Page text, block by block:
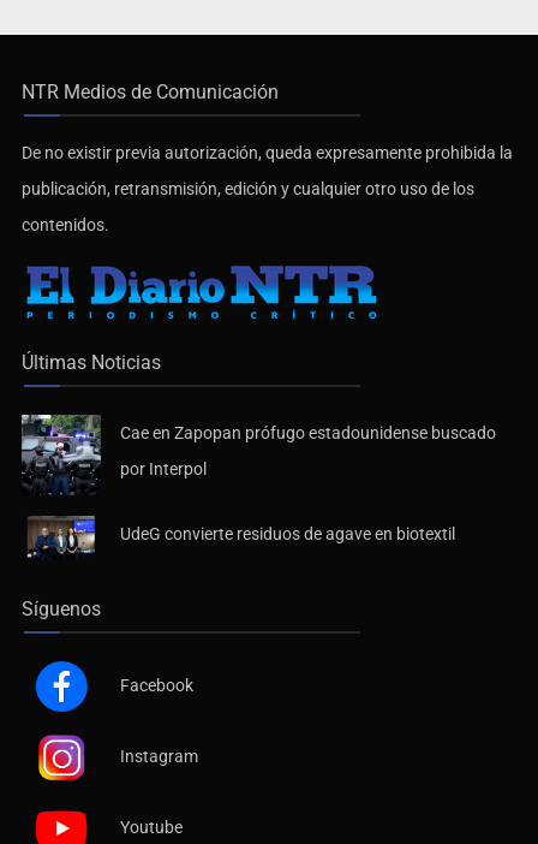
NTR Medios de Comunicación
De no existir previa autorización, queda expresamente prohibida la
publicación, retransmisión, edición y cualquier otro uso de los
contenidos.
Últimas Noticias
Cae en Zapopan prófugo estadounidense buscado
por Interpol
UdeG convierte residuos de agave en biotextil
Síguenos
Facebook
Instagram
Youtube